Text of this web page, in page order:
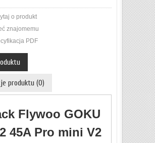
o produkt
znajomemu
PDF
produktu (0)
Flywoo GOKU
45A Pro mini V2